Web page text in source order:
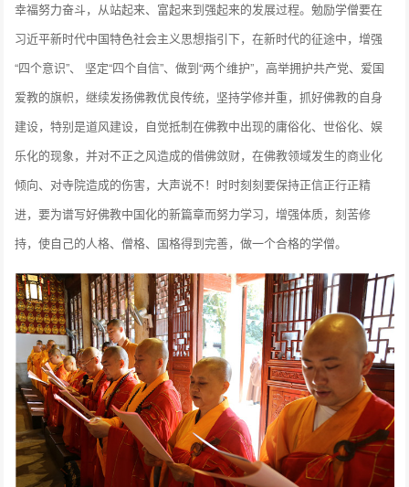
幸福努力奋斗，从站起来、富起来到强起来的发展过程。勉励学僧要在
习近平新时代中国特色社会主义思想指引下，在新时代的征途中，增强
“四个意识”、 坚定“四个自信”、做到“两个维护”，高举拥护共产党、爱国
爱教的旗帜，继续发扬佛教优良传统，坚持学修并重，抓好佛教的自身
建设，特别是道风建设，自觉抵制在佛教中出现的庸俗化、世俗化、娱
乐化的现象，并对不正之风造成的借佛敛财，在佛教领域发生的商业化
倾向、对寺院造成的伤害，大声说不！时时刻刻要保持正信正行正精
进，要为谱写好佛教中国化的新篇章而努力学习，增强体质，刻苦修
持，使自己的人格、僧格、国格得到完善，做一个合格的学僧。